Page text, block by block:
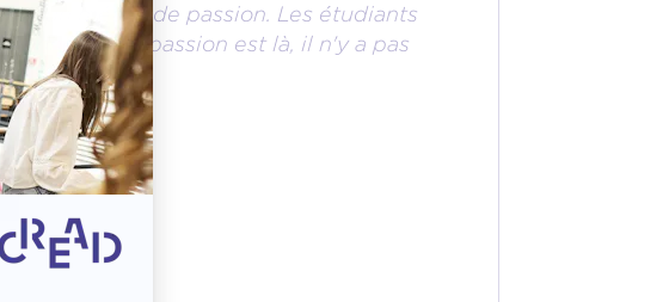
un métier de passion. Les étudiants
Si la passion est là, il n'y a pas